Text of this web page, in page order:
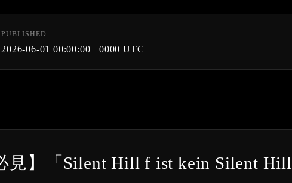
PUBLISHED
2026-06-01 00:00:00 +0000 UTC
見】「Silent Hill f ist kein Silent